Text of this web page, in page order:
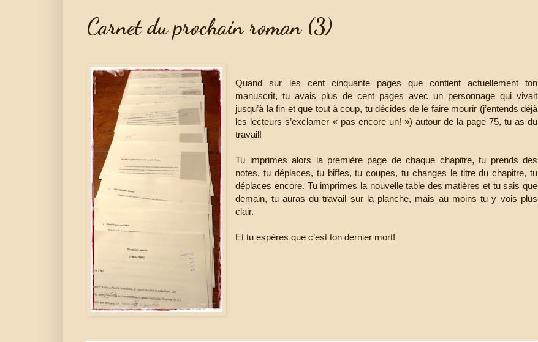
Carnet du prochain roman (3)
Quand sur les cent cinquante pages que contient actuellement ton
manuscrit, tu avais plus de cent pages avec un personnage qui vivait
jusqu’à la fin et que tout à coup, tu décides de le faire mourir (j’entends déjà
les lecteurs s’exclamer « pas encore un! ») autour de la page 75, tu as du
travail!
Tu imprimes alors la première page de chaque chapitre, tu prends des
notes, tu déplaces, tu biffes, tu coupes, tu changes le titre du chapitre, tu
déplaces encore. Tu imprimes la nouvelle table des matières et tu sais que
demain, tu auras du travail sur la planche, mais au moins tu y vois plus
clair.
Et tu espères que c’est ton dernier mort!